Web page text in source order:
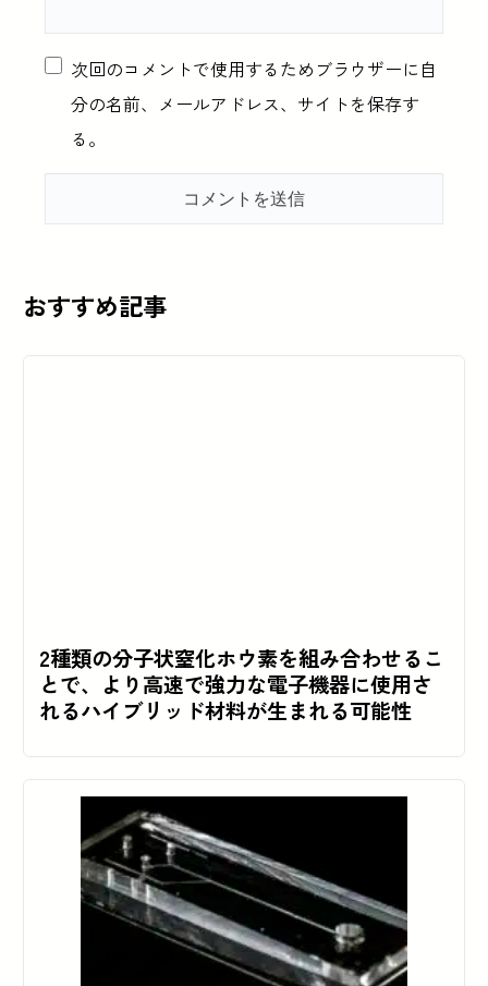
次回のコメントで使用するためブラウザーに自
分の名前、メールアドレス、サイトを保存す
る。
おすすめ記事
2種類の分子状窒化ホウ素を組み合わせるこ
とで、より高速で強力な電子機器に使用さ
れるハイブリッド材料が生まれる可能性